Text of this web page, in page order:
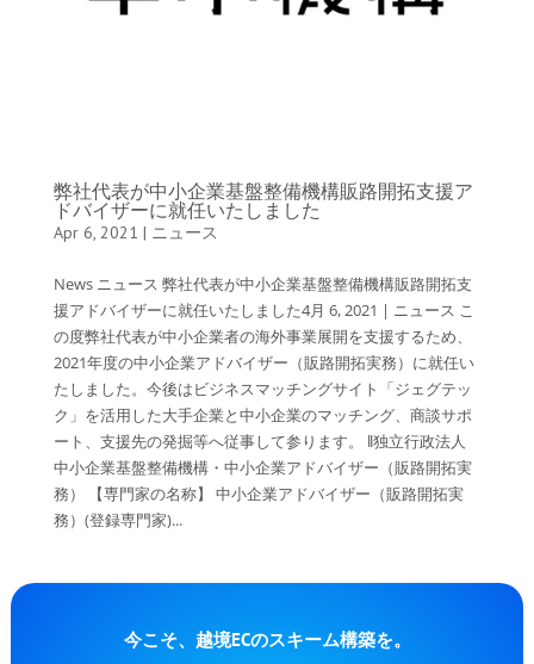
弊社代表が中小企業基盤整備機構販路開拓支援ア
ドバイザーに就任いたしました
Apr 6, 2021 | ニュース
News ニュース 弊社代表が中小企業基盤整備機構販路開拓支
援アドバイザーに就任いたしました4月 6, 2021 | ニュース こ
の度弊社代表が中小企業者の海外事業展開を支援するため、
2021年度の中小企業アドバイザー（販路開拓実務）に就任い
たしました。今後はビジネスマッチングサイト「ジェグテッ
ク」を活用した大手企業と中小企業のマッチング、商談サポ
ート、支援先の発掘等へ従事して参ります。 ‖独立行政法人
中小企業基盤整備機構・中小企業アドバイザー（販路開拓実
務） 【専門家の名称】 中小企業アドバイザー（販路開拓実
務）(登録専門家)...
今こそ、越境ECのスキーム構築を。